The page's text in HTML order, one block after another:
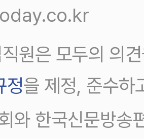
원은 모두의 의
정을 제정, 준수하
와 한국신문방송